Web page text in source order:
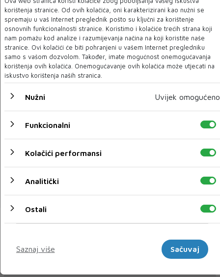
Preminuo glumac Šerif Aljić
20 VELJ 2022
korištenja stranice. Od ovih kolačića, oni karakterizirani kao nužni se
spremaju u vaš Internet preglednik pošto su ključni za korištenje
osnovnih funkcionalnosti stranice. Koristimo i kolačiće trećih strana koji
nam pomažu kod analize i razumijevanja načina na koji koristite naše
stranice. Ovi kolačići će biti pohranjeni u vašem Internet pregledniku
samo s vašom dozvolom. Također, imate mogućnost onemogućavanja
korištenja ovih kolačića. Onemogućavanje ovih kolačića može utjecati na
iskustvo korištenja naših stranica.
Nužni Uvijek omogućeno
Funkcionalni
Kolačići performansi
Analitički
Ostali
Saznaj više
Sačuvaj